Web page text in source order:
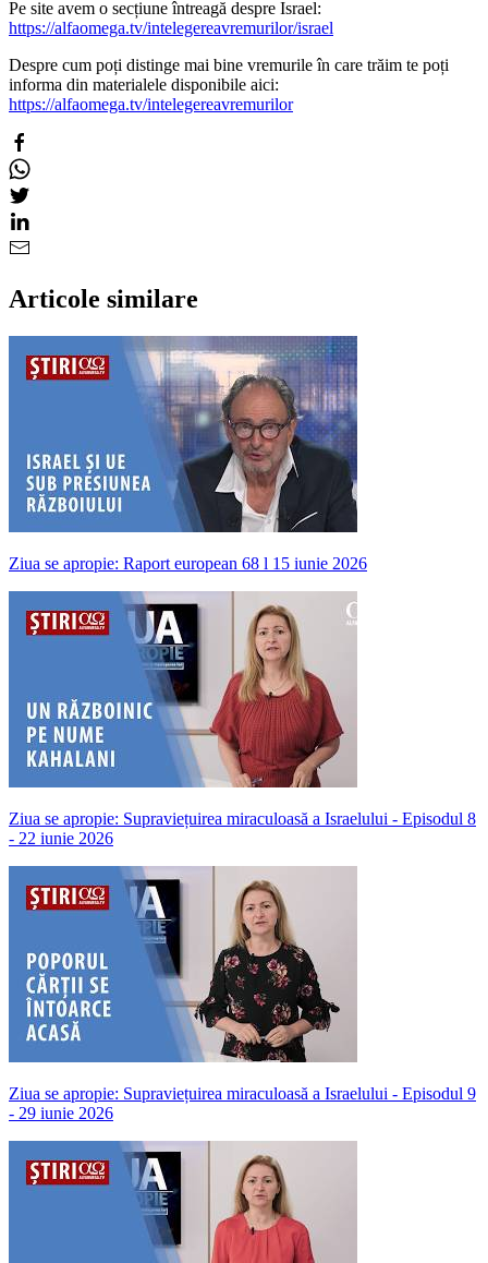
Pe site avem o secțiune întreagă despre Israel:
https://alfaomega.tv/intelegereavremurilor/israel
Despre cum poți distinge mai bine vremurile în care trăim te poți
informa din materialele disponibile aici:
https://alfaomega.tv/intelegereavremurilor
Articole similare
Ziua se apropie: Raport european 68 l 15 iunie 2026
Ziua se apropie: Supraviețuirea miraculoasă a Israelului - Episodul 8
- 22 iunie 2026
Ziua se apropie: Supraviețuirea miraculoasă a Israelului - Episodul 9
- 29 iunie 2026